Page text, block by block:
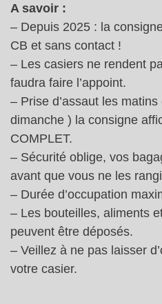
A savoir :
– Depuis 2025 : la
CB et sans contact !
– Les casiers ne rendent
faudra faire l’appoint.
– Prise d’assaut les
dimanche ) la consigne
COMPLET.
– Sécurité oblige, vos
avant que vous ne les
– Durée d’occupation
– Les bouteilles, aliments
peuvent être déposés.
– Veillez à ne pas laisser
votre casier.